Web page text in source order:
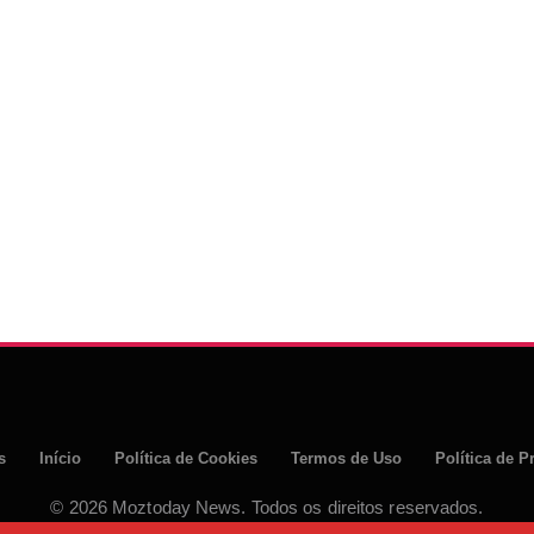
Início Política de Cookies Termos de Uso Política de
© 2026 Moztoday News. Todos os direitos reservados.